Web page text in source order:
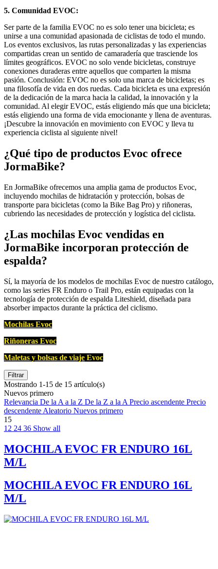
5. Comunidad EVOC:
Ser parte de la familia EVOC no es solo tener una bicicleta; es
unirse a una comunidad apasionada de ciclistas de todo el mundo.
Los eventos exclusivos, las rutas personalizadas y las experiencias
compartidas crean un sentido de camaradería que trasciende los
límites geográficos. EVOC no solo vende bicicletas, construye
conexiones duraderas entre aquellos que comparten la misma
pasión. Conclusión: EVOC no es solo una marca de bicicletas; es
una filosofía de vida en dos ruedas. Cada bicicleta es una expresión
de la dedicación de la marca hacia la calidad, la innovación y la
comunidad. Al elegir EVOC, estás eligiendo más que una bicicleta;
estás eligiendo una forma de vida emocionante y llena de aventuras.
¡Descubre la innovación en movimiento con EVOC y lleva tu
experiencia ciclista al siguiente nivel!
¿Qué tipo de productos Evoc ofrece
JormaBike?
En JormaBike ofrecemos una amplia gama de productos Evoc,
incluyendo mochilas de hidratación y protección, bolsas de
transporte para bicicletas (como la Bike Bag Pro) y riñoneras,
cubriendo las necesidades de protección y logística del ciclista.
¿Las mochilas Evoc vendidas en
JormaBike incorporan protección de
espalda?
Sí, la mayoría de los modelos de mochilas Evoc de nuestro catálogo,
como las series FR Enduro o Trail Pro, están equipadas con la
tecnología de protección de espalda Liteshield, diseñada para
absorber impactos durante la práctica del ciclismo.
Mochilas Evoc
Riñoneras Evoc
Maletas y bolsas de viaje Evoc
Filtrar
Mostrando 1-15 de 15 artículo(s)
Nuevos primero
Relevancia De la A a la Z De la Z a la A Precio ascendente Precio
descendente Aleatorio Nuevos primero
15
12 24 36 Show all
MOCHILA EVOC FR ENDURO 16L
M/L
MOCHILA EVOC FR ENDURO 16L
M/L